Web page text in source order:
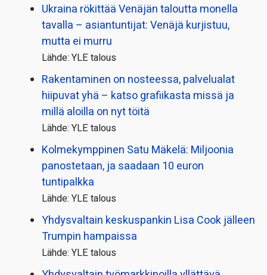
Ukraina rökittää Venäjän taloutta monella
tavalla – asiantuntijat: Venäjä kurjistuu,
mutta ei murru
Lähde: YLE talous
Rakentaminen on nosteessa, palvelualat
hiipuvat yhä – katso grafiikasta missä ja
millä aloilla on nyt töitä
Lähde: YLE talous
Kolmekymppinen Satu Mäkelä: Miljoonia
panostetaan, ja saadaan 10 euron
tuntipalkka
Lähde: YLE talous
Yhdysvaltain keskuspankin Lisa Cook jälleen
Trumpin hampaissa
Lähde: YLE talous